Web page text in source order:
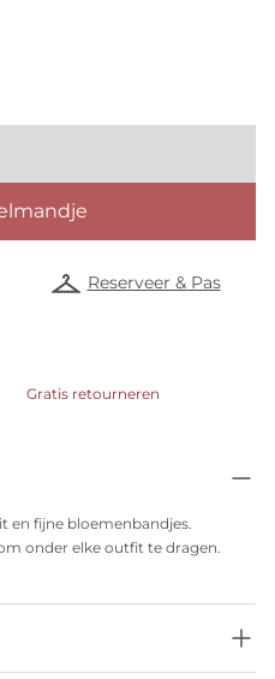
Reserveer & Pas
Gratis retourneren
en fijne bloemenbandjes.
onder elke outfit te dragen.